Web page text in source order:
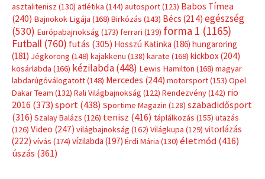
asztalitenisz (130) atlétika (144) autosport(123) Babos Tímea
(240) Bajnokok Ligája (168) Birkózás (143) Bécs (214) egészség
(530) Európabajnokság (173) ferrari (139) forma 1 (1165)
Futball (760) futás (305) Hosszú Katinka (186) hungaroring
(181) Jégkorong (148) kajakkenu (138) karate (168) kickbox(204)
kosárlabda (166) kézilabda(448) Lewis Hamilton (168) magyar
labdarúgóválogatott(148) Mercedes (244) motorsport(153) Opel
Dakar Team (132) Rali Világbajnokság (122) Rendezvény(142) rio
2016 (373) sport(438) Sportime Magazin (128) szabadidősport
(316) Szalay Balázs (126) tenisz (416) táplálkozás (155) utazás
(126) Video (247) világbajnokság (162) Világkupa (129) vitorlázás
(222) vívás (174) vízilabda (197) Érdi Mária (130) életmód(416)
úszás (361)